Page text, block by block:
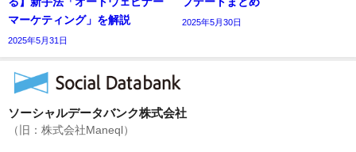
マーケティング」を解説
2025年5月31日
2025年5月30日
ソーシャルデータバンク株式会社
（旧：株式会社Maneql）